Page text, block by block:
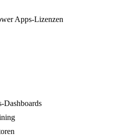
Apps-Lizenzen
Dashboards